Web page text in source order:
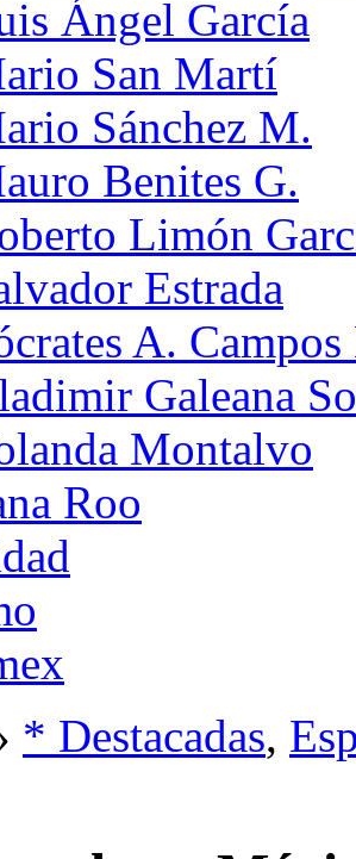
Ángel García
San Martí
Sánchez M.
Benites G.
Limón
Estrada
A.
Galeana
Montalvo
Roo
* Destacadas,